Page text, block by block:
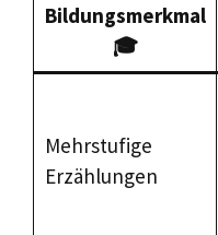
Bildungsmerkmal
🎓
Mehrstufige
Erzählungen